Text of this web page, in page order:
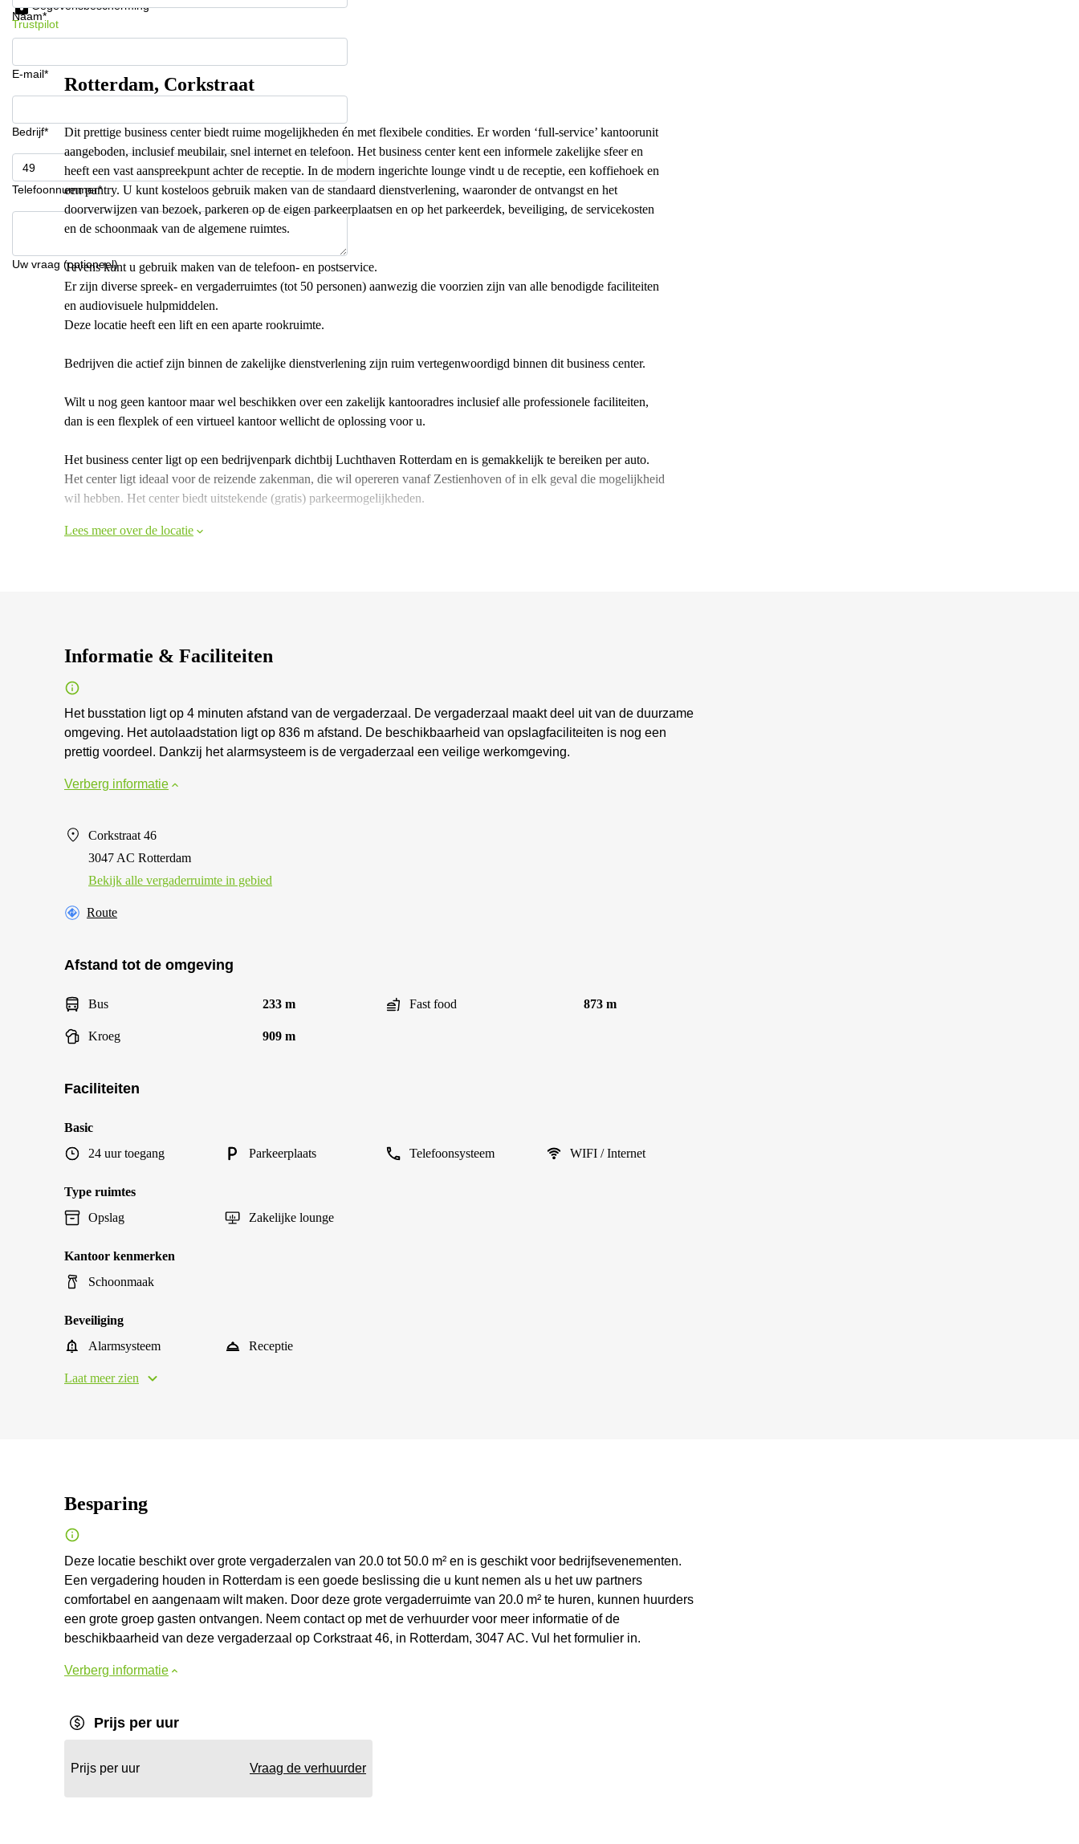
Naam*
E-mail*
Bedrijf*
Telefoonnummer*
Uw vraag (optioneel)
Gegevensbescherming
Trustpilot
Rotterdam, Corkstraat
Dit prettige business center biedt ruime mogelijkheden én met flexibele condities. Er worden ‘full-service’ kantoorunit
aangeboden, inclusief meubilair, snel internet en telefoon. Het business center kent een informele zakelijke sfeer en
heeft een vast aanspreekpunt achter de receptie. In de modern ingerichte lounge vindt u de receptie, een koffiehoek en
een pantry. U kunt kosteloos gebruik maken van de standaard dienstverlening, waaronder de ontvangst en het
doorverwijzen van bezoek, parkeren op de eigen parkeerplaatsen en op het parkeerdek, beveiliging, de servicekosten
en de schoonmaak van de algemene ruimtes.
Tevens kunt u gebruik maken van de telefoon- en postservice.
Er zijn diverse spreek- en vergaderruimtes (tot 50 personen) aanwezig die voorzien zijn van alle benodigde faciliteiten
en audiovisuele hulpmiddelen.
Deze locatie heeft een lift en een aparte rookruimte.
Bedrijven die actief zijn binnen de zakelijke dienstverlening zijn ruim vertegenwoordigd binnen dit business center.
Wilt u nog geen kantoor maar wel beschikken over een zakelijk kantooradres inclusief alle professionele faciliteiten,
dan is een flexplek of een virtueel kantoor wellicht de oplossing voor u.
Het business center ligt op een bedrijvenpark dichtbij Luchthaven Rotterdam en is gemakkelijk te bereiken per auto.
Het center ligt ideaal voor de reizende zakenman, die wil opereren vanaf Zestienhoven of in elk geval die mogelijkheid
wil hebben. Het center biedt uitstekende (gratis) parkeermogelijkheden.
Lees meer over de locatie
Informatie & Faciliteiten
Het busstation ligt op 4 minuten afstand van de vergaderzaal. De vergaderzaal maakt deel uit van de duurzame
omgeving. Het autolaadstation ligt op 836 m afstand. De beschikbaarheid van opslagfaciliteiten is nog een
prettig voordeel. Dankzij het alarmsysteem is de vergaderzaal een veilige werkomgeving.
Verberg informatie
Corkstraat 46
3047 AC Rotterdam
Bekijk alle vergaderruimte in gebied
Route
Afstand tot de omgeving
Bus 233 m Fast food 873 m
Kroeg 909 m
Faciliteiten
Basic
24 uur toegang
Parkeerplaats Telefoonsysteem WIFI / Internet
Type ruimtes
Opslag
Zakelijke lounge
Kantoor kenmerken
Schoonmaak
Beveiliging
Alarmsysteem
Receptie
Laat meer zien
Besparing
Deze locatie beschikt over grote vergaderzalen van 20.0 tot 50.0 m² en is geschikt voor bedrijfsevenementen.
Een vergadering houden in Rotterdam is een goede beslissing die u kunt nemen als u het uw partners
comfortabel en aangenaam wilt maken. Door deze grote vergaderruimte van 20.0 m² te huren, kunnen huurders
een grote groep gasten ontvangen. Neem contact op met de verhuurder voor meer informatie of de
beschikbaarheid van deze vergaderzaal op Corkstraat 46, in Rotterdam, 3047 AC. Vul het formulier in.
Verberg informatie
Prijs per uur
Prijs per uur Vraag de verhuurder